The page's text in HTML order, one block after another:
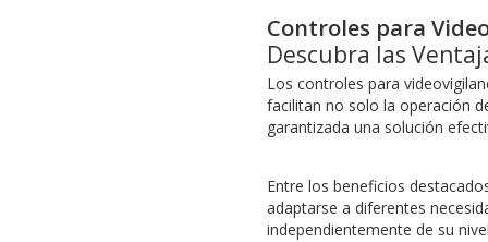
Controles para
Descubra las
Los controles para
facilitan no solo la operación
garantizada una solución
Entre los beneficios
adaptarse a diferentes
independientemente de su